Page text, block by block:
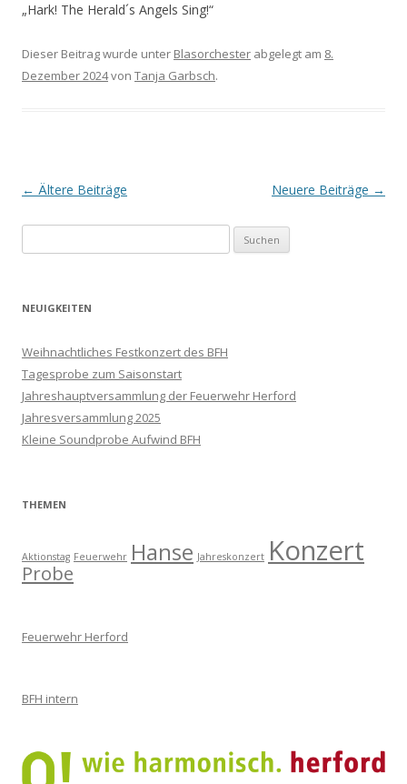
„Hark! The Herald´s Angels Sing!“
Dieser Beitrag wurde unter Blasorchester abgelegt am 8.
Dezember 2024von Tanja Garbsch.
Beitrags-
← Ältere Beiträge Neuere Beiträge →
nach:
NEUIGKEITEN
Weihnachtliches Festkonzert des BFH
Tagesprobe zum Saisonstart
Jahreshauptversammlung der Feuerwehr Herford
Jahresversammlung 2025
Kleine Soundprobe Aufwind BFH
THEMEN
Aktionstag Feuerwehr Hanse Jahreskonzert Konzert
Probe
Feuerwehr Herford
BFH intern